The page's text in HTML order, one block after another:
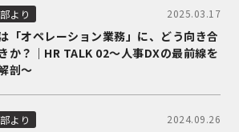
より 2025.03.17
「オペレーション業務」に、どう向き合
か？｜HR TALK 02～人事DXの最前線を
剖～
より 2024.09.26